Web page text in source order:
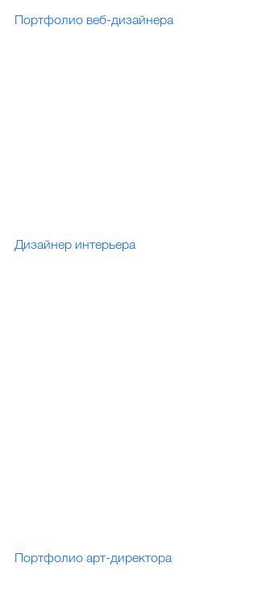
Портфолио веб-дизайнера
Дизайнер интерьера
Портфолио арт-директора